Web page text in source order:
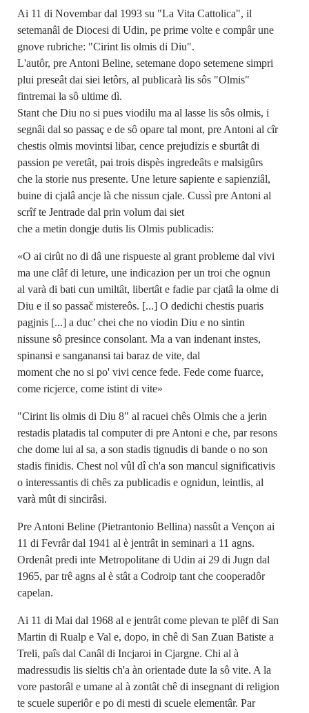
Ai 11 di Novembar dal 1993 su "La Vita Cattolica", il
setemanâl de Diocesi di Udin, pe prime volte e compâr une
gnove rubriche: "Cirint lis olmis di Diu".
L'autôr, pre Antoni Beline, setemane dopo setemene simpri
plui preseât dai siei letôrs, al publicarà lis sôs "Olmis"
fintremai la sô ultime dì.
Stant che Diu no si pues viodilu ma al lasse lis sôs olmis, i
segnâi dal so passaç e de sô opare tal mont, pre Antoni al cîr
chestis olmis movintsi libar, cence prejudizis e sburtât di
passion pe veretât, pai trois dispès ingredeâts e malsigûrs
che la storie nus presente. Une leture sapiente e sapienziâl,
buine di cjalâ ancje là che nissun cjale. Cussì pre Antoni al
scrîf te Jentrade dal prin volum dai siet
che a metin dongje dutis lis Olmis publicadis:
«O ai cirût no di dâ une rispueste al grant probleme dal vivi
ma une clâf di leture, une indicazion per un troi che ognun
al varà di bati cun umiltât, libertât e fadie par cjatâ la olme di
Diu e il so passač mistereôs. [...] O dedichi chestis puaris
pagjnis [...] a duc’ chei che no viodin Diu e no sintin
nissune sô presince consolant. Ma a van indenant instes,
spinansi e sanganansi tai baraz de vite, dal
moment che no si po' vivi cence fede. Fede come fuarce,
come ricjerce, come istint di vite»
"Cirint lis olmis di Diu 8" al racuei chês Olmis che a jerin
restadis platadis tal computer di pre Antoni e che, par resons
che dome lui al sa, a son stadis tignudis di bande o no son
stadis finidis. Chest nol vûl dî ch'a son mancul significativis
o interessantis di chês za publicadis e ognidun, leintlis, al
varà mût di sincirâsi.
Pre Antoni Beline (Pietrantonio Bellina) nassût a Vençon ai
11 di Fevrâr dal 1941 al è jentrât in seminari a 11 agns.
Ordenât predi inte Metropolitane di Udin ai 29 di Jugn dal
1965, par trê agns al è stât a Codroip tant che cooperadôr
capelan.
Ai 11 di Mai dal 1968 al e jentrât come plevan te plêf di San
Martin di Rualp e Val e, dopo, in chê di San Zuan Batiste a
Treli, paîs dal Canâl di Incjaroi in Cjargne. Chi al à
madressudis lis sieltis ch'a àn orientade dute la sô vite. A la
vore pastorâl e umane al à zontât chê di insegnant di religion
te scuele superiôr e po di mesti di scuele elementâr. Par